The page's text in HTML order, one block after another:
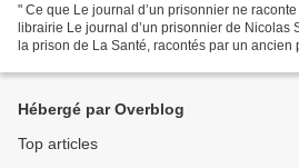
" Ce que Le journal d’un prisonnier ne
librairie Le journal d’un prisonnier de Nicolas
la prison de La Santé, racontés par un
Hébergé par Overblog
Top articles